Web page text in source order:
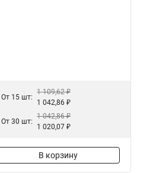
От 15 шт:
1 109,62 ₽
1 042,86 ₽
От 30 шт:
1 042,86 ₽
1 020,07 ₽
В корзину